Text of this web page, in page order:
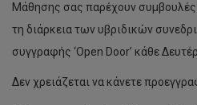
Μάθησης σας παρέχουν
τη διάρκεια των υβριδικών
συγγραφής ‘Open Door’ κάθε
Δεν χρειάζεται να κάνετε